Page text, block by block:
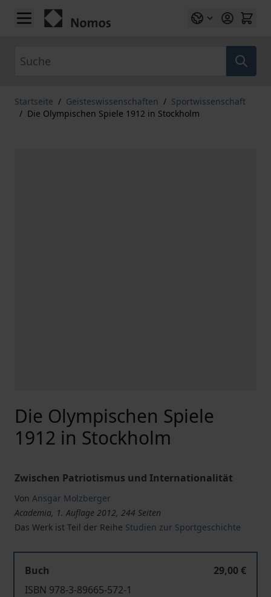
Zum Inhalt springen
Startseite / Geisteswissenschaften / Sportwissenschaft
/ Die Olympischen Spiele 1912 in Stockholm
Die Olympischen Spiele
1912 in Stockholm
Zwischen Patriotismus und Internationalität
Von Ansgar Molzberger
Academia, 1. Auflage 2012, 244 Seiten
Das Werk ist Teil der Reihe Studien zur Sportgeschichte
Buch
29,00 €
ISBN 978-3-89665-572-1